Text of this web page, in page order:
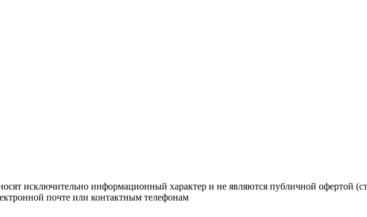
исключительно информационный характер и не являются публичной офертой
почте или контактным телефонам